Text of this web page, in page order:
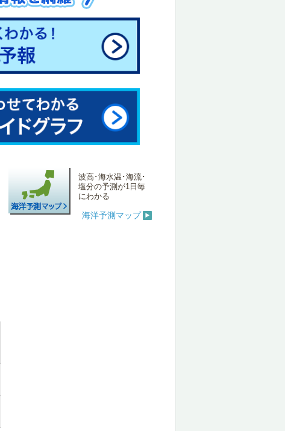
波高･海水温･海流･
塩分の予測が1日毎
にわかる
海洋予測マップ